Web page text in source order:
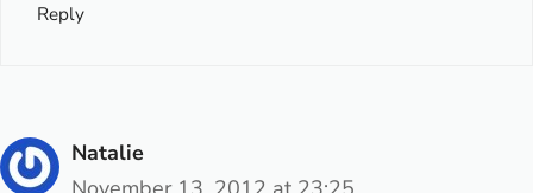
Reply
Natalie